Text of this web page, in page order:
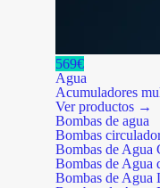
569€
Agua
Acumuladores
Ver productos →
Bombas de agua
Bombas
Bombas de Agua
Bombas de Agua
Bombas de Agua